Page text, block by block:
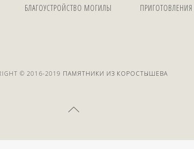
БЛАГОУСТРОЙСТВО МОГИЛЫ
© 2016-2019 ПАМЯТНИКИ ИЗ КОРОСТЫШЕВА